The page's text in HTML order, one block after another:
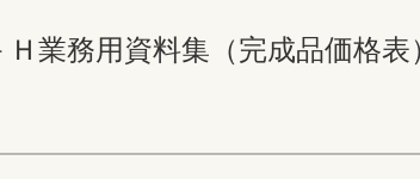
業務用資料集（完成品価格表